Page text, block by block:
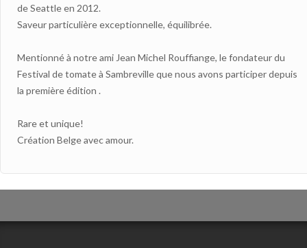
deSeattleen 2012.
Saveur particulièreexceptionnelle, équilibrée.
Mentionnéà notre ami Jean Michel Rouffiange, le fondateurdu
Festival de tomateà Sambrevilleque nous avons participerdepuis
la première édition .
Rareet unique!
Création Belgeavec amour.